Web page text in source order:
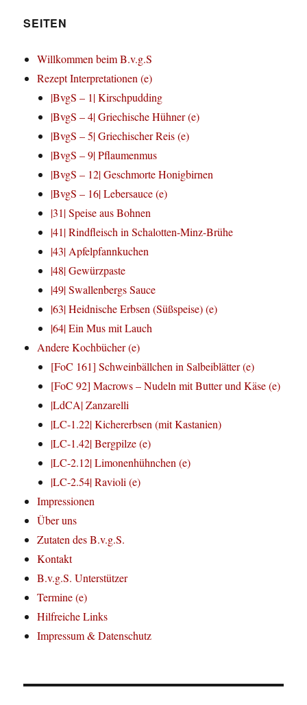
SEITEN
Willkommen beim B.v.g.S
Rezept Interpretationen (e)
|BvgS – 1| Kirschpudding
|BvgS – 4| Griechische Hühner (e)
|BvgS – 5| Griechischer Reis (e)
|BvgS – 9| Pflaumenmus
|BvgS – 12| Geschmorte Honigbirnen
|BvgS – 16| Lebersauce (e)
|31| Speise aus Bohnen
|41| Rindfleisch in Schalotten-Minz-Brühe
|43| Apfelpfannkuchen
|48| Gewürzpaste
|49| Swallenbergs Sauce
|63| Heidnische Erbsen (Süßspeise) (e)
|64| Ein Mus mit Lauch
Andere Kochbücher (e)
[FoC 161] Schweinbällchen in Salbeiblätter (e)
[FoC 92] Macrows – Nudeln mit Butter und Käse (e)
|LdCA| Zanzarelli
|LC-1.22| Kichererbsen (mit Kastanien)
|LC-1.42| Bergpilze (e)
|LC-2.12| Limonenhühnchen (e)
|LC-2.54| Ravioli (e)
Impressionen
Über uns
Zutaten des B.v.g.S.
Kontakt
B.v.g.S. Unterstützer
Termine (e)
Hilfreiche Links
Impressum & Datenschutz